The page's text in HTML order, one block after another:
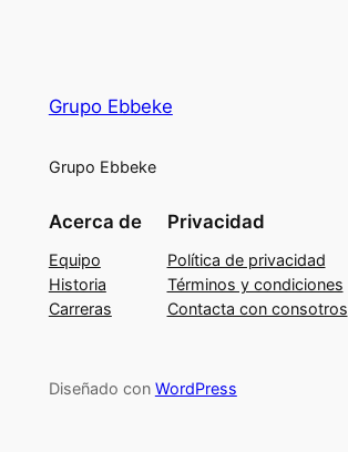
Grupo Ebbeke
Grupo Ebbeke
Acerca de
Equipo
Historia
Carreras
Privacidad
Política de privacidad
Términos y condiciones
Contacta con consotros
Diseñado con WordPress